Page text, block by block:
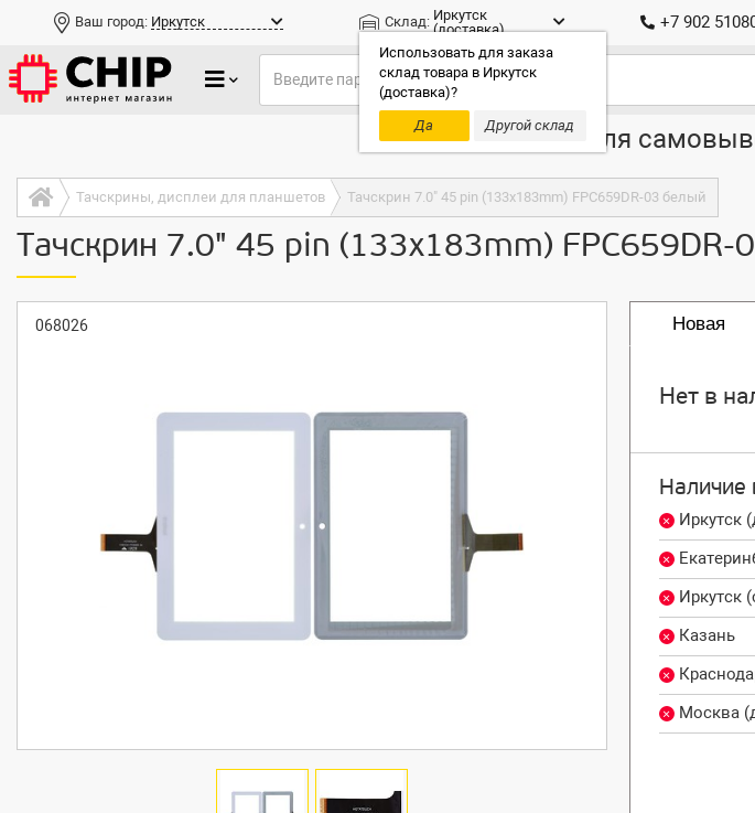
Ваш город: Иркутск Склад: Иркутск
(доставка)
Использовать для заказа
склад товара в Иркутск
(доставка)?
Да
Другой склад
+7 902
Только доставка, для
Тачскрины, дисплеи для планшетов Тачскрин 7.0" 45 pin (133x183mm) FPC659DR-03 белый
Тачскрин 7.0" 45 pin (133x183mm) FPC659DR-
068026 Новая
Нет в
Наличие
Иркутск
Иркутск
Казань
Москва